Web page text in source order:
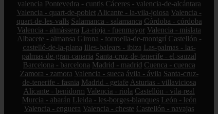
valencia Pontevedra - cuntis Cáceres - valencia-de-alcántara
Valencia - quart-de-poblet Alicante - la-vila-joiosa Valencia -
quart-de-les-valls Salamanca - salamanca Córdoba - córdoba
Valencia - almàssera La-rioja - fuenmayor Valencia - mislata
Albacete - almansa Girona - torroella-de-montgrí Castellón -
castelló-de-la-plana Illes-balears - ibiza Las-palmas - las-
palmas-de-gran-canaria Santa-cruz-de-tenerife - el-sauzal
Barcelona - barcelona Madrid - madrid Cuenca - cuenca
Zamora - zamora Valencia - sueca ávila - ávila Santa-cruz-
de-tenerife - fasnia Madrid - getafe Asturias - villaviciosa
Alicante - benidorm Valencia - riola Castellón - vila-real
Murcia - abarán Lleida - les-borges-blanques León - león
Valencia - enguera Valencia - cheste Castellón - navajas